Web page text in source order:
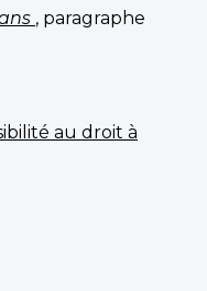
, paragraphe
au droit à